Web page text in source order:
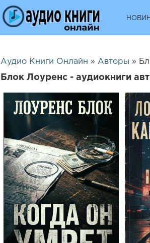
Аудио Книги Онлайн » Авторы »
Блок Лоуренс - аудиокниги